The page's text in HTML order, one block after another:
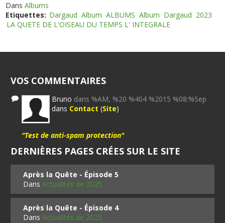
DansAlbums
Etiquettes: Dargaud Album ALBUMS Album Dargaud 2023
LA QUETE DE L'OISEAU DU TEMPS L' INTEGRALE
VOS COMMENTAIRES
Bruno dans %AM, %20 %404 %2015 %08:%Sep
dans Contact (Site)
"Test de anti-spam protection"
DERNIÈRES PAGES CRÉES SUR LE SITE
Après la Quête - Épisode 5
DansActualités de 2025
Après la Quête - Épisode 4
DansActualités de 2025